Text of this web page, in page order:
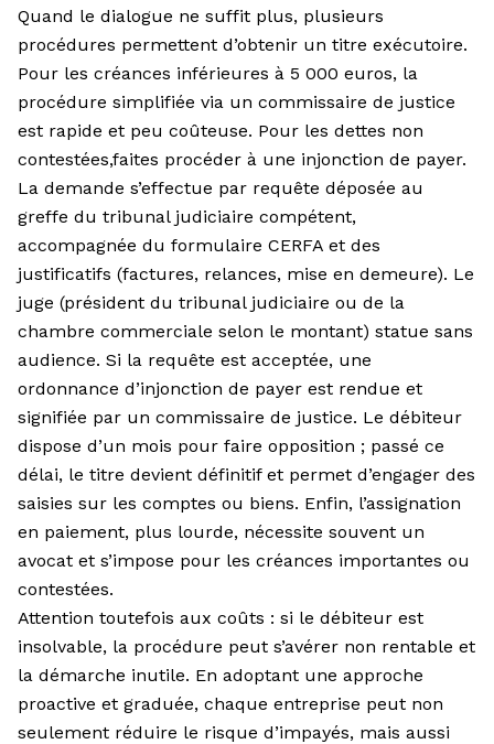
Quand le dialogue ne suffit plus, plusieurs
procédures permettent d’obtenir un titre exécutoire.
Pour les créances inférieures à 5 000 euros, la
procédure simplifiée via un commissaire de justice
est rapide et peu coûteuse. Pour les dettes non
contestées,faites procéder à une injonction de payer.
La demande s’effectue par requête déposée au
greffe du tribunal judiciaire compétent,
accompagnée du formulaire CERFA et des
justificatifs (factures, relances, mise en demeure). Le
juge (président du tribunal judiciaire ou de la
chambre commerciale selon le montant) statue sans
audience. Si la requête est acceptée, une
ordonnance d’injonction de payer est rendue et
signifiée par un commissaire de justice. Le débiteur
dispose d’un mois pour faire opposition ; passé ce
délai, le titre devient définitif et permet d’engager des
saisies sur les comptes ou biens. Enfin, l’assignation
en paiement, plus lourde, nécessite souvent un
avocat et s’impose pour les créances importantes ou
contestées.
Attention toutefois aux coûts : si le débiteur est
insolvable, la procédure peut s’avérer non rentable et
la démarche inutile. En adoptant une approche
proactive et graduée, chaque entreprise peut non
seulement réduire le risque d’impayés, mais aussi